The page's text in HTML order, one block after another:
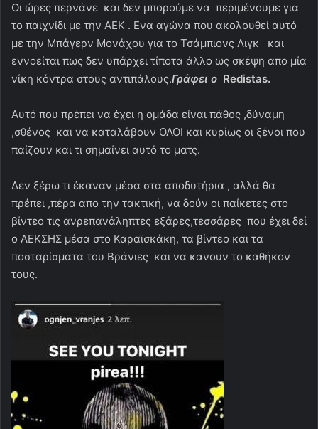
Οι ώρες περνάνε και δεν μπορούμε να περιμένουμε για
το παιχνίδι με την ΑΕΚ . Ενα αγώνα που ακολουθεί αυτό
με την Μπάγερν Μονάχου για το Τσάμπιονς Λιγκ και
εννοείται πως δεν υπάρχει τίποτα άλλο ως σκέψη απο μία
νίκη κόντρα στους αντιπάλους.Γράφει ο Redistas.
Αυτό που πρέπει να έχει η ομάδα είναι πάθος ,δύναμη
,σθένος και να καταλάβουν ΟΛΟΙ και κυρίως οι ξένοι που
παίζουν και τι σημαίνει αυτό το ματς.
Δεν ξέρω τι έκαναν μέσα στα αποδυτήρια , αλλά θα
πρέπει ,πέρα απο την τακτική, να δούν οι παίκετες στο
βίντεο τις ανρεπανάληπτες εξάρες,τεσσάρες που έχει δεί
ο ΑΕΚΣΗΣ μέσα στο Καραϊσκάκη, τα βίντεο και τα
ποσταρίσματα του Βράνιες και να κανουν το καθήκον
τους.